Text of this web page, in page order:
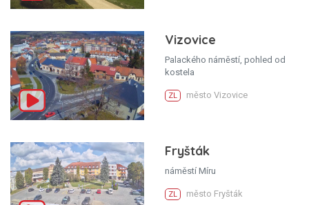
Vizovice
Palackého náměstí, pohled od
kostela
ZL město Vizovice
Fryšták
náměstí Míru
ZL město Fryšták